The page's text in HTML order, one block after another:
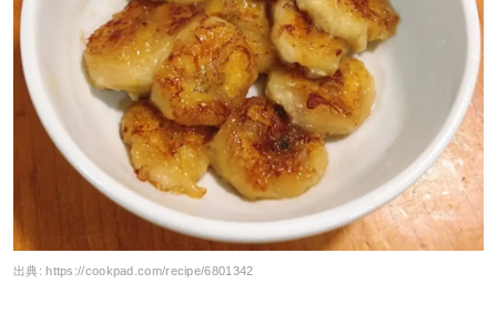
出典: https://cookpad.com/recipe/6801342